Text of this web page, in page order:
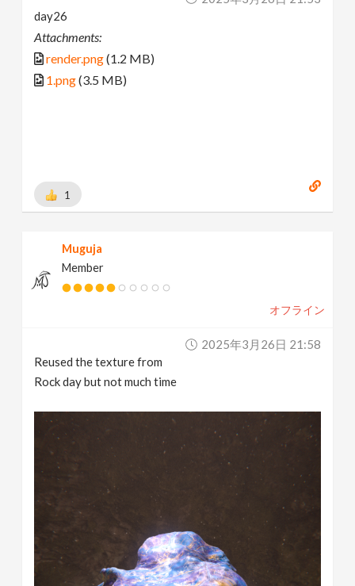
day26
Attachments:
render.png(1.2 MB)
1.png(3.5 MB)
1
Muguja
Member
オフライン
2025年3月26日 21:58
Reused the texture from
Rock day but not much time